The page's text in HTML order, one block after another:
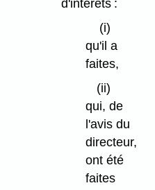
d'intérêts :
(i)
qu'il a
faites,
(ii)
qui, de
l'avis du
directeur,
ont été
faites